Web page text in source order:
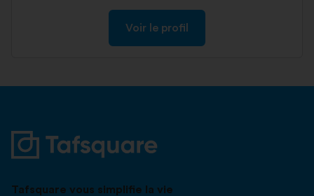
Voir le profil
Tafsquare vous simplifie la vie